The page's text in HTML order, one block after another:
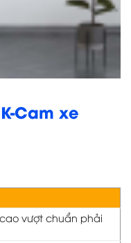
Cam xe
vượt chuẩn phải